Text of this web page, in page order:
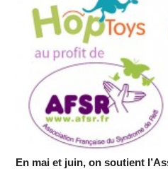
En mai et juin, on soutient